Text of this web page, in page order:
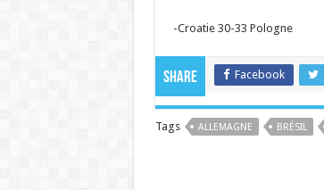
-Croatie 30-33 Pologne
Share Facebook
Tags ALLEMAGNE BRÉSIL